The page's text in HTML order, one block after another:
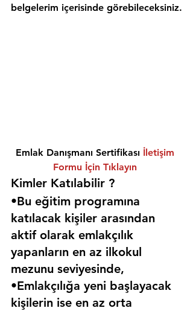
belgelerim içerisinde görebileceksiniz.
Emlak Danışmanı Sertifikası İletişim
Formu İçin Tıklayın
Kimler Katılabilir ?
•Bu eğitim programına
katılacak kişiler arasından
aktif olarak emlakçılık
yapanların en az ilkokul
mezunu seviyesinde,
•Emlakçılığa yeni başlayacak
kişilerin ise en az orta